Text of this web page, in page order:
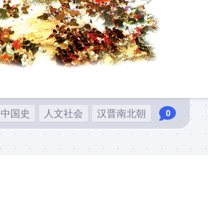
中国史 人文社会 汉晋南北朝 0